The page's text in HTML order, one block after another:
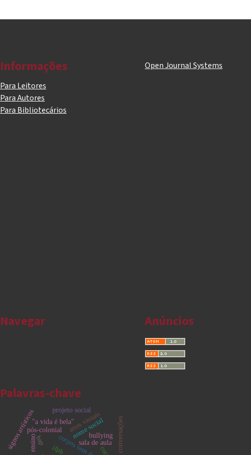
Informações
Para Leitores
Para Autores
Para Bibliotecários
Open Journal Systems
Navegar Anúncios
Palavras-chave
ensino sala de aula
pós-colonial nome social
signos artísticos artes visuais
bap
ifpb
bullying
projeto social
"a vida é bela"